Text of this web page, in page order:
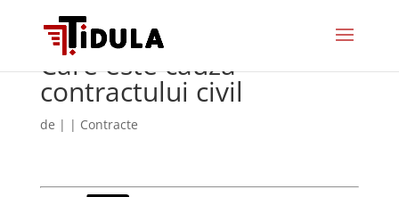
Care este cauza
contractului civil
de | | Contracte